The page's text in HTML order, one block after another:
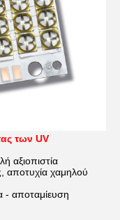
των UV
αξιοπιστία
αποτυχία χαμηλού
- αποταμίευση